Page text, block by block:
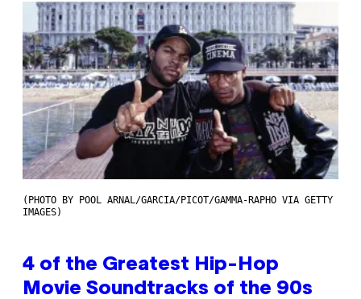
(PHOTO BY POOL ARNAL/GARCIA/PICOT/GAMMA-RAPHO VIA GETTY
IMAGES)
4 of the Greatest Hip-Hop
Movie Soundtracks of the 90s